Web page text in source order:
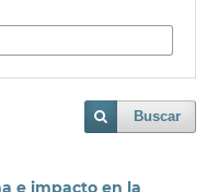
Buscar
e impacto en la